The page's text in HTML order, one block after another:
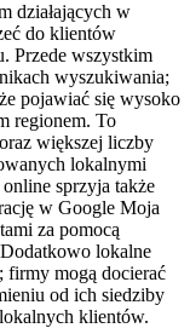
działających w
do klientów
Przede wszystkim
wyszukiwania;
pojawiać się wysoko
regionem. To
większej liczby
lokalnymi
sprzyja także
w Google Moja
za pomocą
lokalne
firmy mogą docierać
od ich siedziby
klientów.